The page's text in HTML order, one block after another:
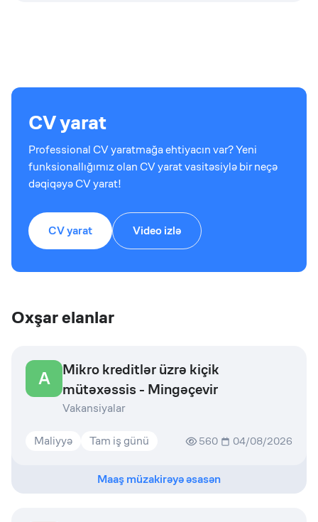
CV yarat
Professional CV yaratmağa ehtiyacın var? Yeni
funksionallığımız olan CV yarat vasitəsiylə bir neçə
dəqiqəyə CV yarat!
CV yarat Video izlə
Oxşar elanlar
A
Mikro kreditlər üzrə kiçik
mütəxəssis - Mingəçevir
Vakansiyalar
Maliyyə Tam iş günü 560 04/08/2026
Maaş müzakirəyə əsasən